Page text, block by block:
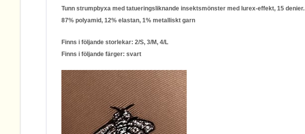
Tunn strumpbyxa med tatueringsliknande insektsmönster med lurex-effekt, 15 denier.
87% polyamid, 12% elastan, 1% metalliskt garn
Finns i följande storlekar: 2/S, 3/M, 4/L
Finns i följande färger: svart